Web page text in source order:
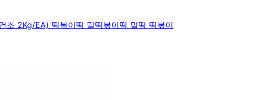
2Kg/EA) 떡볶이떡 밀떡볶이떡 밀떡 떡볶이